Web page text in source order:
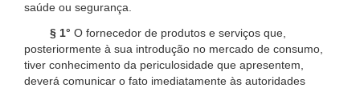
saúde ou segurança.
§ 1° O fornecedor de produtos e serviços que,
posteriormente à sua introdução no mercado de consumo,
tiver conhecimento da periculosidade que apresentem,
deverá comunicar o fato imediatamente às autoridades